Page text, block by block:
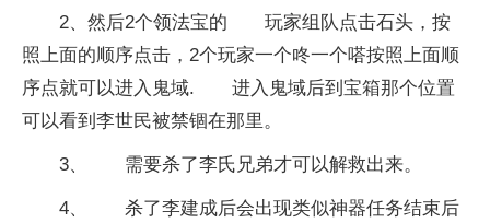
2、然后2个领法宝的 玩家组队点击石头，按
照上面的顺序点击，2个玩家一个咚一个嗒按照上面顺
序点就可以进入鬼域. 进入鬼域后到宝箱那个位置
可以看到李世民被禁锢在那里。
3、 需要杀了李氏兄弟才可以解救出来。
4、 杀了李建成后会出现类似神器任务结束后